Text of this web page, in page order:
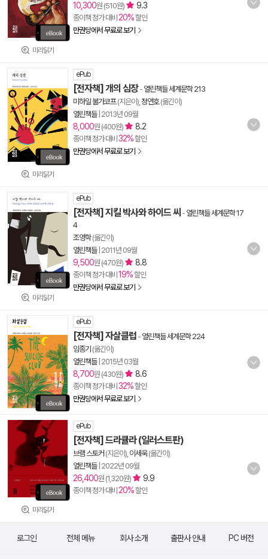
미리읽기
10,300원 (510원) 9.3
종이책 정가 대비 20%할인
만권당에서 무료로 보기
미리읽기
ePub
[전자책] 개의 심장- 열린책들 세계문학 213
미하일 불가코프(지은이), 정연호(옮긴이)
열린책들| 2013년 09월
8,000원 (400원) 8.2
종이책 정가 대비 32%할인
만권당에서 무료로 보기
미리읽기
ePub
[전자책] 지킬 박사와 하이드 씨 - 열린책들 세계문학 17
4
조영학(옮긴이)
열린책들| 2011년 09월
9,500원 (470원) 8.8
종이책 정가 대비 19%할인
만권당에서 무료로 보기
ePub
[전자책] 자살클럽 - 열린책들 세계문학 224
임종기 (옮긴이)
열린책들| 2015년 03월
8,700원 (430원) 8.6
종이책 정가 대비 32%할인
만권당에서 무료로 보기
미리읽기
ePub
[전자책] 드라큘라 (일러스트판)
브램 스토커 (지은이), 이세욱(옮긴이)
열린책들| 2022년 09월
26,400원 (1,320원) 9.9
종이책 정가 대비 20%할인
로그인 전체 메뉴 회사 소개 출판사 안내 PC 버전